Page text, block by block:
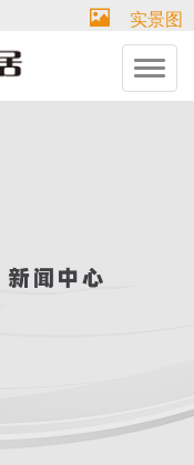
实景图
切
换